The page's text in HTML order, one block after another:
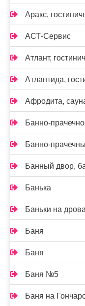
Аракс,
АСТ-Сервис
Атлант,
Атлантида,
Афродита,
Банно-
Банно-
Банный двор,
Банька
Баньки на
Баня
Баня
Баня №5
Баня на